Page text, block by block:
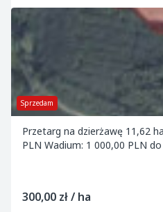
Sprzedam
Przetarg na dzierżawę 11,62
PLN Wadium: 1 000,00 PLN
300,00 zł / ha